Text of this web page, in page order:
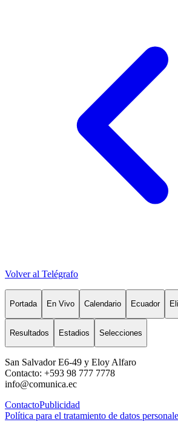
Volver al Telégrafo
Portada En Vivo Calendario Ecuador
Resultados Estadios Selecciones
San Salvador E6-49 y Eloy Alfaro
Contacto: +593 98 777 7778
info@comunica.ec
ContactoPublicidad
Política para el tratamiento de datos